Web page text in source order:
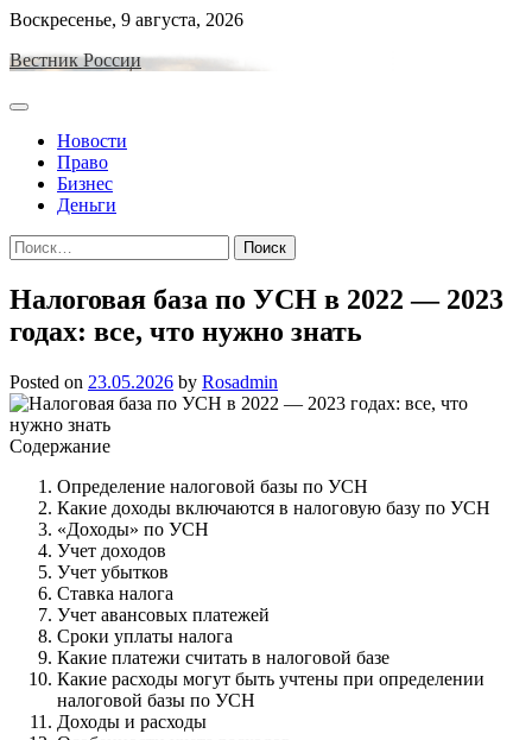
Skip
content
Воскресенье, 9 августа, 2026
Вестник России
Новости
Право
Бизнес
Деньги
Найти:
Налоговая база по УСН в 2022 — 2023
годах: все, что нужно знать
Posted on 23.05.2026 by Rosadmin
Содержание
Определение налоговой базы по УСН
Какие доходы включаются в налоговую базу по УСН
«Доходы» по УСН
Учет доходов
Учет убытков
Ставка налога
Учет авансовых платежей
Сроки уплаты налога
Какие платежи считать в налоговой базе
Какие расходы могут быть учтены при определении
налоговой базы по УСН
Доходы и расходы